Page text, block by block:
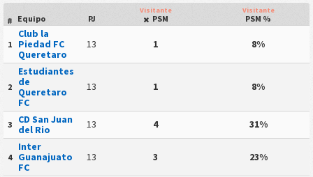
# Equipo PJ
Visitante
PSM
Visitante
PSM %
1
Club la
Piedad FC
Queretaro
13 1 8%
2
Estudiantes
de
Queretaro
FC
13 1 8%
3
CD San Juan
del Rio
13 4 31%
4
Inter
Guanajuato
FC
13 3 23%